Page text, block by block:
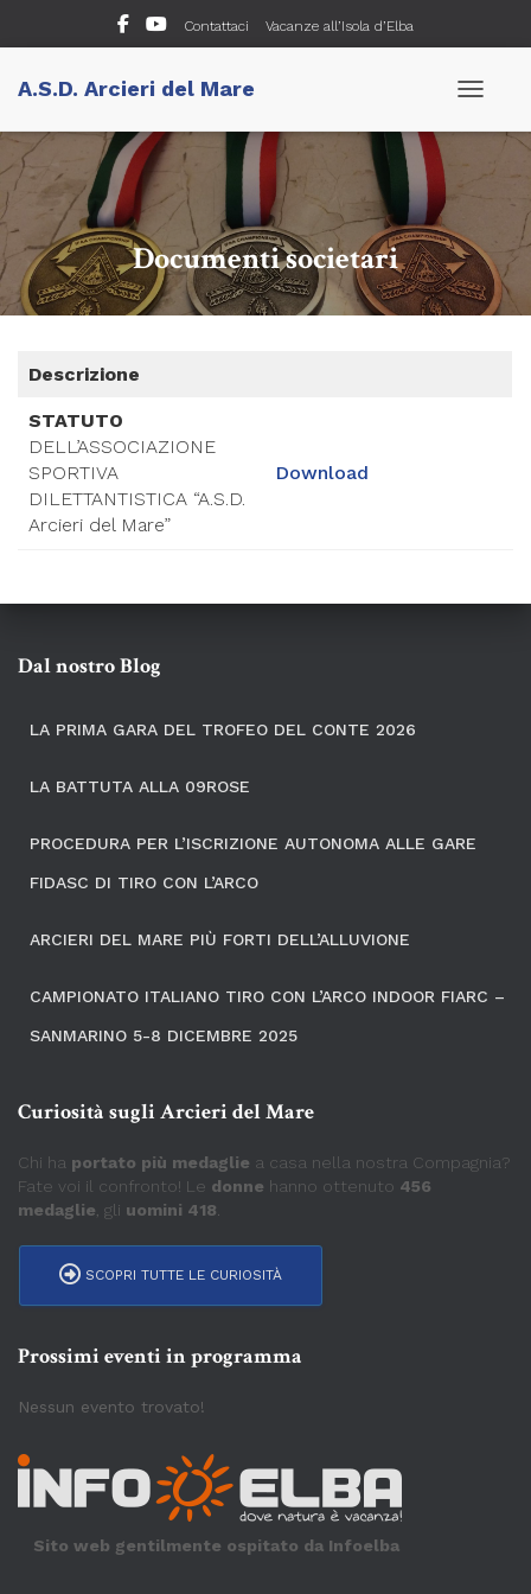
Contattaci Vacanze all’Isola d’Elba
A.S.D. Arcieri del Mare
Documenti societari
Descrizione
STATUTO
DELL’ASSOCIAZIONE
SPORTIVA
DILETTANTISTICA “A.S.D.
Arcieri del Mare”
Download
Dal nostro Blog
LA PRIMA GARA DEL TROFEO DEL CONTE 2026
LA BATTUTA ALLA 09ROSE
PROCEDURA PER L’ISCRIZIONE AUTONOMA ALLE GARE
FIDASC DI TIRO CON L’ARCO
ARCIERI DEL MARE PIÙ FORTI DELL’ALLUVIONE
CAMPIONATO ITALIANO TIRO CON L’ARCO INDOOR FIARC –
SANMARINO 5-8 DICEMBRE 2025
Curiosità sugli Arcieri del Mare
Chi ha portato più medaglie a casa nella nostra Compagnia?
Fate voi il confronto! Le donne hanno ottenuto 456
medaglie , gli uomini 418
SCOPRI TUTTE LE CURIOSITÀ
Prossimi eventi in programma
Nessun evento trovato!
Sito web gentilmente ospitato da Infoelba